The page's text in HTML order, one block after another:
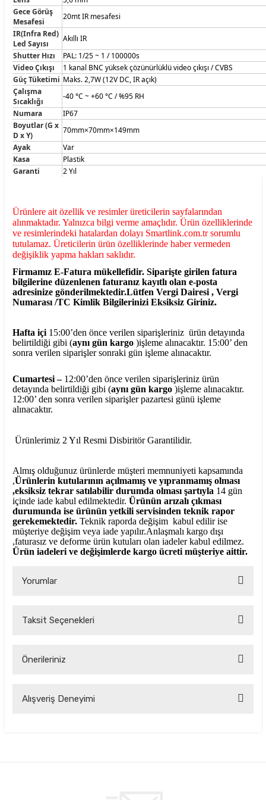
Gece Görüş
Mesafesi
20mt IR mesafesi
IR(Infra Red)
Led Sayısı
Akıllı IR
Shutter Hızı
PAL: 1/25 ~ 1 / 100000s
Video Çıkışı
1 kanal BNC yüksek çözünürlüklü video çıkışı / CVBS
Güç Tüketimi Maks. 2,7W (12V DC, IR açık)
Çalışma
Sıcaklığı
-40 °C ~ +60 °C / %95 RH
Numara
IP67
Boyutlar (G x
D x Y)
70mm×70mm×149mm
Ayak
Var
Kasa
Plastik
Garanti
2 Yıl
Ürünlere ait özellik ve resimler üreticilerin sayfalarından
alınmaktadır. Yalnızca bilgi verme amaçlıdır. Ürün özelliklerinde
ve resimlerindeki hatalardan dolayı Smartlink.com.tr sorumlu
tutulamaz. Üreticilerin ürün özelliklerinde haber vermeden
değişiklik yapma hakları saklıdır.
Firmamız E-Fatura mükellefidir. Siparişte girilen fatura
bilgilerine düzenlenen faturanız kayıtlı olan e-posta
adresinize gönderilmektedir.Lütfen Vergi Dairesi , Vergi
Numarası /TC Kimlik Bilgilerinizi Eksiksiz Giriniz.
Hafta içi 15:00’den önce verilen siparişleriniz ürün detayında
belirtildiği gibi (aynı gün kargo )işleme alınacaktır. 15:00’ den
sonra verilen siparişler sonraki gün işleme alınacaktır.
Cumartesi – 12:00’den önce verilen siparişleriniz ürün
detayında belirtildiği gibi (aynı gün kargo )işleme alınacaktır.
12:00’ den sonra verilen siparişler pazartesi günü işleme
alınacaktır.
Ürünlerimiz 2 Yıl Resmi Disbiritör Garantilidir.
Almış olduğunuz ürünlerde müşteri memnuniyeti kapsamında
,Ürünlerin kutularının açılmamış ve yıpranmamış olması
,eksiksiz tekrar satılabilir durumda olması şartıyla 14 gün
içinde iade kabul edilmektedir. Ürünün arızalı çıkması
durumunda ise ürünün yetkili servisinden teknik rapor
gerekemektedir. Teknik raporda değişim kabul edilir ise
müşteriye değişim veya iade yapılır.Anlaşmalı kargo dışı
,faturasız ve deforme ürün kutuları olan iadeler kabul edilmez.
Ürün iadeleri ve değişimlerde kargo ücreti müşteriye aittir.
Yorumlar
Taksit Seçenekleri
Önerileriniz
konularda yetersiz gördüğünüz noktaları öneri formunu
Alışveriş Deneyimi